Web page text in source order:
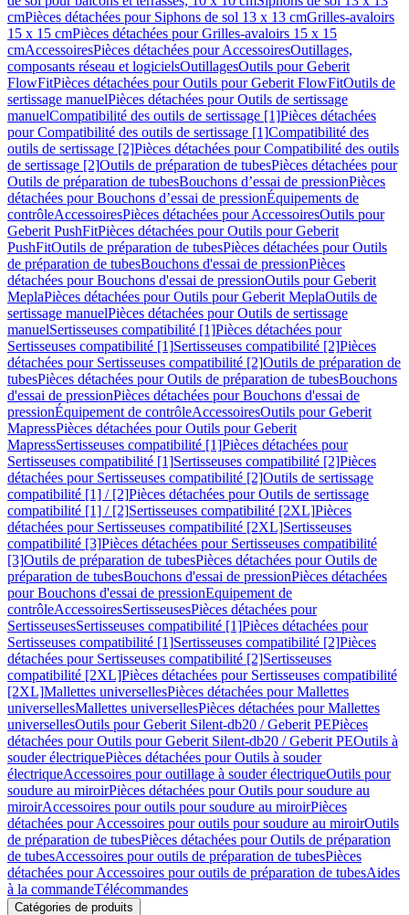
cmPièces détachées pour Siphons de sol 13 x 13 cmGrilles-avaloirs
15 x 15 cmPièces détachées pour Grilles-avaloirs 15 x 15
cmAccessoiresPièces détachées pour AccessoiresOutillages,
composants réseau et logicielsOutillagesOutils pour Geberit
FlowFitPièces détachées pour Outils pour Geberit FlowFitOutils de
sertissage manuelPièces détachées pour Outils de sertissage
manuelCompatibilité des outils de sertissage [1]Pièces détachées
pour Compatibilité des outils de sertissage [1]Compatibilité des
outils de sertissage [2]Pièces détachées pour Compatibilité des outils
de sertissage [2]Outils de préparation de tubesPièces détachées pour
Outils de préparation de tubesBouchons d’essai de pressionPièces
détachées pour Bouchons d’essai de pressionÉquipements de
contrôleAccessoiresPièces détachées pour AccessoiresOutils pour
Geberit PushFitPièces détachées pour Outils pour Geberit
PushFitOutils de préparation de tubesPièces détachées pour Outils
de préparation de tubesBouchons d'essai de pressionPièces
détachées pour Bouchons d'essai de pressionOutils pour Geberit
MeplaPièces détachées pour Outils pour Geberit MeplaOutils de
sertissage manuelPièces détachées pour Outils de sertissage
manuelSertisseuses compatibilité [1]Pièces détachées pour
Sertisseuses compatibilité [1]Sertisseuses compatibilité [2]Pièces
détachées pour Sertisseuses compatibilité [2]Outils de préparation de
tubesPièces détachées pour Outils de préparation de tubesBouchons
d'essai de pressionPièces détachées pour Bouchons d'essai de
pressionÉquipement de contrôleAccessoiresOutils pour Geberit
MapressPièces détachées pour Outils pour Geberit
MapressSertisseuses compatibilité [1]Pièces détachées pour
Sertisseuses compatibilité [1]Sertisseuses compatibilité [2]Pièces
détachées pour Sertisseuses compatibilité [2]Outils de sertissage
compatibilité [1] / [2]Pièces détachées pour Outils de sertissage
compatibilité [1] / [2]Sertisseuses compatibilité [2XL]Pièces
détachées pour Sertisseuses compatibilité [2XL]Sertisseuses
compatibilité [3]Pièces détachées pour Sertisseuses compatibilité
[3]Outils de préparation de tubesPièces détachées pour Outils de
préparation de tubesBouchons d'essai de pressionPièces détachées
pour Bouchons d'essai de pressionEquipement de
contrôleAccessoiresSertisseusesPièces détachées pour
SertisseusesSertisseuses compatibilité [1]Pièces détachées pour
Sertisseuses compatibilité [1]Sertisseuses compatibilité [2]Pièces
détachées pour Sertisseuses compatibilité [2]Sertisseuses
compatibilité [2XL]Pièces détachées pour Sertisseuses compatibilité
[2XL]Mallettes universellesPièces détachées pour Mallettes
universellesMallettes universellesPièces détachées pour Mallettes
universellesOutils pour Geberit Silent-db20 / Geberit PEPièces
détachées pour Outils pour Geberit Silent-db20 / Geberit PEOutils à
souder électriquePièces détachées pour Outils à souder
électriqueAccessoires pour outillage à souder électriqueOutils pour
soudure au miroirPièces détachées pour Outils pour soudure au
miroirAccessoires pour outils pour soudure au miroirPièces
détachées pour Accessoires pour outils pour soudure au miroirOutils
de préparation de tubesPièces détachées pour Outils de préparation
de tubesAccessoires pour outils de préparation de tubesPièces
détachées pour Accessoires pour outils de préparation de tubesAides
à la commandeTélécommandes
Catégories de produits